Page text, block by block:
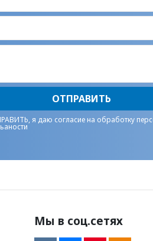
ОТПРАВИТЬ
я даю согласие на обработку
Мы в соц.сетях